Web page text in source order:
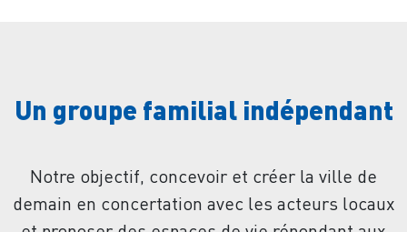
Un groupe familial indépendant
Notre objectif, concevoir et créer la ville de
demain en concertation avec les acteurs locaux